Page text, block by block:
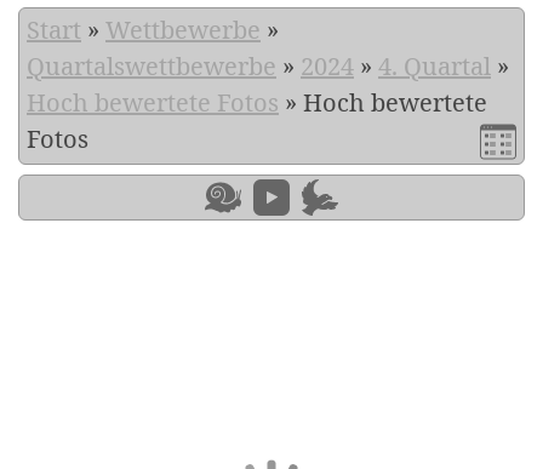
Start » Wettbewerbe »
Quartalswettbewerbe » 2024 » 4. Quartal »
Hoch bewertete Fotos » Hoch bewertete
Fotos